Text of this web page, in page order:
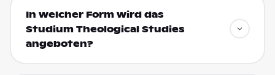
In welcher Form wird das
Studium Theological Studies
angeboten?